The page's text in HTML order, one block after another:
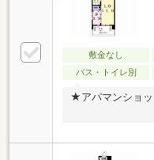
敷金なし
バス・トイレ別
★アパマンショ